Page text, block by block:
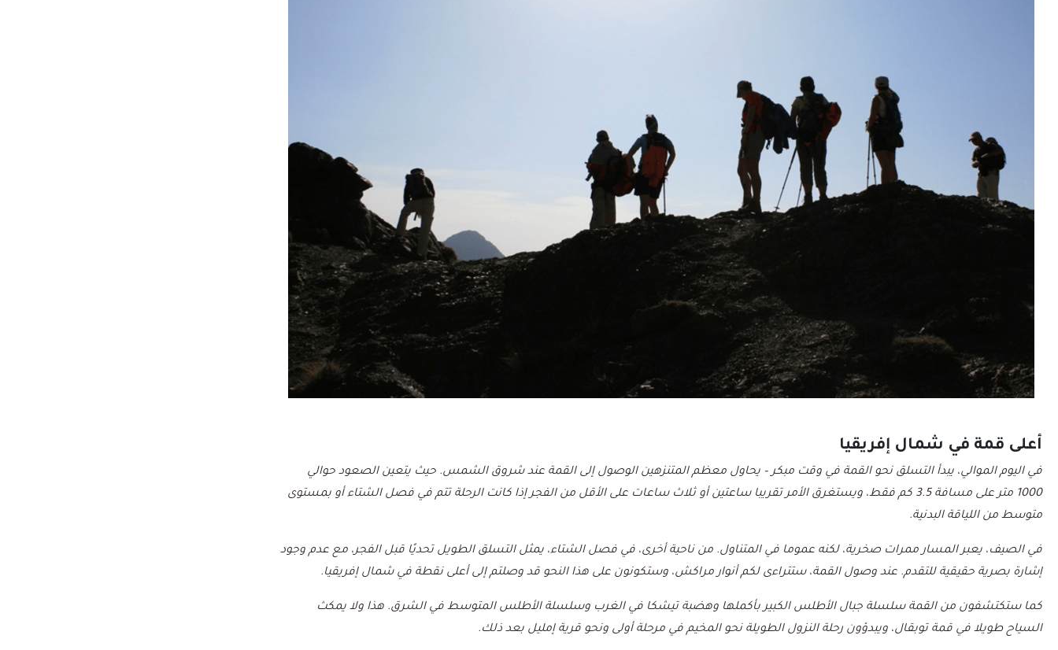
أعلى قمة في شمال إفريقيا
في اليوم الموالي، يبدأ التسلق نحو القمة في وقت مبكر – يحاول معظم المتنزهين الوصول إلى القمة عند شروق الشمس. حيث يتعين الصعود حوالي
1000 متر على مسافة 3.5 كم فقط، ويستغرق الأمر تقريبا ساعتين أو ثلاث ساعات على الأقل من الفجر إذا كانت الرحلة تتم في فصل الشتاء أو بمستوى
متوسط من اللياقة البدنية.
في الصيف، يعبر المسار ممرات صخرية، لكنه عموما في المتناول. من ناحية أخرى، في فصل الشتاء، يمثل التسلق الطويل تحديًا قبل الفجر، مع عدم وجود
إشارة بصرية حقيقية للتقدم. عند وصول القمة، ستتراءى لكم أنوار مراكش، وستكونون على هذا النحو قد وصلتم إلى أعلى نقطة في شمال إفريقيا.
كما ستكتشفون من القمة سلسلة جبال الأطلس الكبير بأكملها وهضبة تيشكا في الغرب وسلسلة الأطلس المتوسط في الشرق. هذا ولا يمكث
السياح طويلا في قمة توبقال، ويبدؤون رحلة النزول الطويلة نحو المخيم في مرحلة أولى ونحو قرية إمليل بعد ذلك.